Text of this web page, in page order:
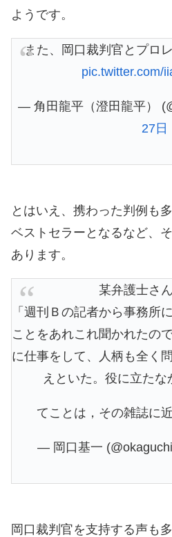
ようです。
また、岡口裁判官とプロ
pic.twitter.com/
— 角田龍平（澄田龍平）
27日
とはいえ、携わった判例も
ベストセラーとなるなど、
あります。
某弁護士さ
「週刊Ｂの記者から事務所
ことをあれこれ聞かれたの
に仕事をして、人柄も全く
えといた。役に立たな
てことは，その雑誌に
— 岡口基一
岡口裁判官を支持する声も多